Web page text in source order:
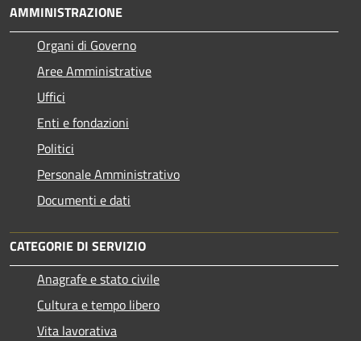
AMMINISTRAZIONE
Organi di Governo
Aree Amministrative
Uffici
Enti e fondazioni
Politici
Personale Amministrativo
Documenti e dati
CATEGORIE DI SERVIZIO
Anagrafe e stato civile
Cultura e tempo libero
Vita lavorativa